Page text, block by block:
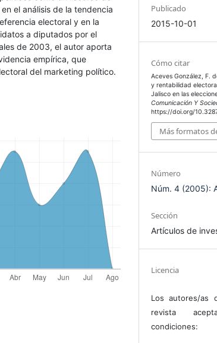
el análisis de la tendencia
electoral y en la
a diputados por el
de 2003, el autor aporta
empírica, que
del marketing político.
Publicado
2015-10-01
Cómo citar
Aceves González, F.
y rentabilidad
Jalisco en las
Comunicación Y
https://doi.org/
Más formatos
Número
Núm. 4 (2005):
Sección
Artículos de
Licencia
Los autores/as
revista
condiciones: